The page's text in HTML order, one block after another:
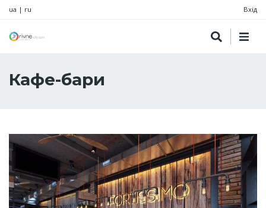
ua | ru Вхід
Кафе-бари